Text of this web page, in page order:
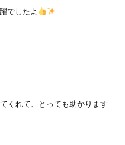
でしたよ
くれて、とっても助かります